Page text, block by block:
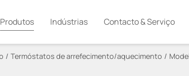
Produtos Indústrias Contacto & Serviço
Termóstatos de arrefecimento/aquecimento